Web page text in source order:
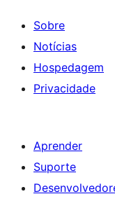
Sobre
Notícias
Hospedagem
Privacidade
Aprender
Suporte